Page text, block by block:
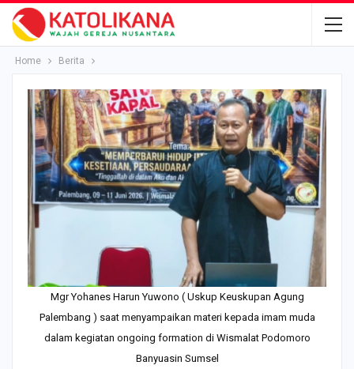
Home Berita
Mgr Yohanes Harun Yuwono ( Uskup Keuskupan Agung
Palembang ) saat menyampaikan materi kepada imam muda
dalam kegiatan ongoing formation di Wismalat Podomoro
Banyuasin Sumsel